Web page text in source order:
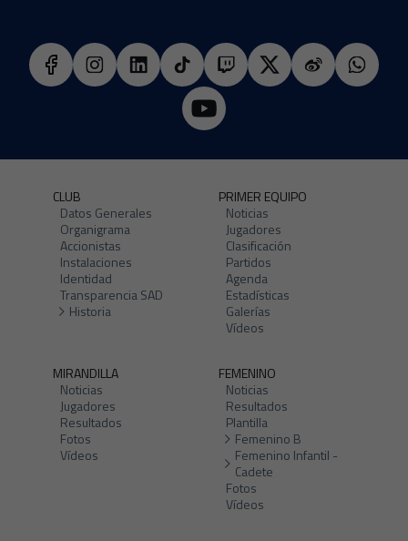
CLUB
Datos Generales
Organigrama
Accionistas
Instalaciones
Identidad
Transparencia SAD
Historia
PRIMER EQUIPO
Noticias
Jugadores
Clasificación
Partidos
Agenda
Estadísticas
Galerías
Vídeos
MIRANDILLA
Noticias
Jugadores
Resultados
Fotos
Vídeos
FEMENINO
Noticias
Resultados
Plantilla
Femenino B
Femenino Infantil -
Cadete
Fotos
Vídeos